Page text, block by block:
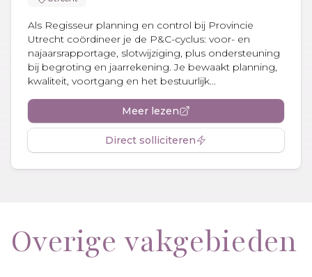
Als Regisseur planning en control bij Provincie
Utrecht coördineer je de P&C-cyclus: voor- en
najaarsrapportage, slotwijziging, plus ondersteuning
bij begroting en jaarrekening. Je bewaakt planning,
kwaliteit, voortgang en het bestuurlijk...
Meer lezen
Direct solliciteren
Overige vakgebieden